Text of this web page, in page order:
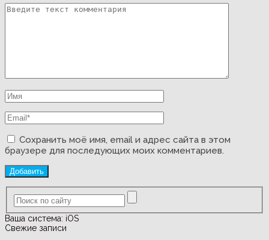
Сохранить моё имя, email и адрес сайта в этом
браузере для последующих моих комментариев.
Ваша система: iOS
Свежие записи